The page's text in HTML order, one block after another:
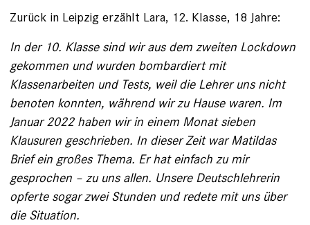
Zurück in Leipzig erzählt Lara, 12. Klasse, 18 Jahre:
In der 10. Klasse sind wir aus dem zweiten Lockdown
gekommen und wurden bombardiert mit
Klassenarbeiten und Tests, weil die Lehrer uns nicht
benoten konnten, während wir zu ­Hause waren. Im
Januar 2022 haben wir in einem Monat sieben
Klausuren geschrieben. In ­dieser Zeit war Matildas
Brief ein großes Thema. Er hat einfach zu mir
gesprochen – zu uns allen. ­Unsere Deutschlehrerin
opferte sogar zwei Stunden und redete mit uns über
die Situation.